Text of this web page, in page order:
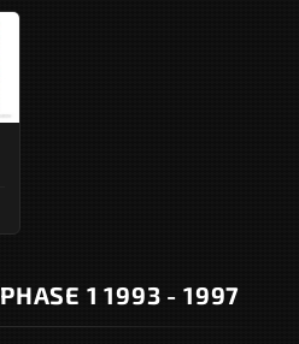
PHASE 1 1993 - 1997